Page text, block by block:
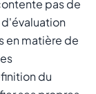
pas de
en matière de
du